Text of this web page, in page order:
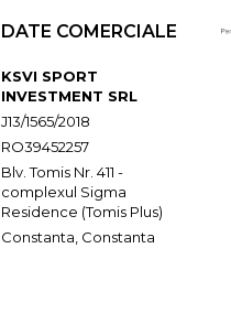
DATE COMERCIALE
KSVI SPORT
INVESTMENT SRL
J13/1565/2018
RO39452257
Blv. Tomis Nr. 411 -
complexul Sigma
Residence (Tomis Plus)
Constanta, Constanta